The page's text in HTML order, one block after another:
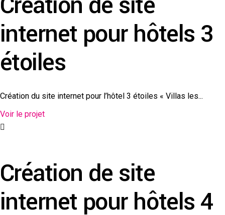
internet pour hôtels 3
étoiles
Création du site internet pour l’hôtel 3 étoiles « Villas les...
Voir le projet
Création de site
internet pour hôtels 4